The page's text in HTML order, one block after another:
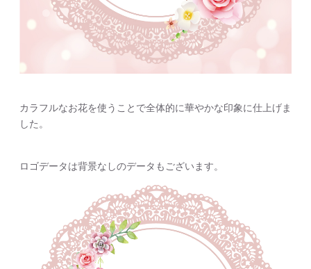
カラフルなお花を使うことで全体的に華やかな印象に仕上げま
した。
ロゴデータは背景なしのデータもございます。